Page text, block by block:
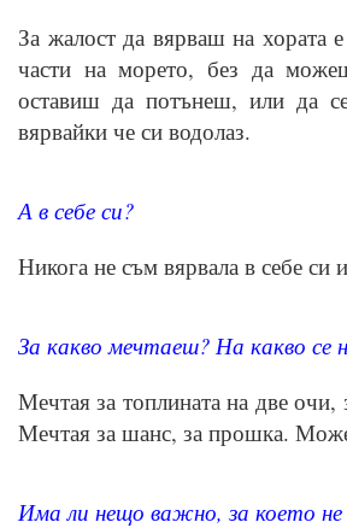
За жалост да вярваш на хората
части на морето, без да
оставиш да потънеш, или да
вярвайки че си водолаз.
А в себе си?
Никога не съм вярвала в себе си
За какво мечтаеш? На какво се
Мечтая за топлината на две
Мечтая за шанс, за прошка.
Има ли нещо важно, за което